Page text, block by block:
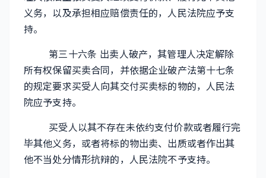
义务，以及承担相应赔偿责任的，人民法院应予支
持。
第三十六条 出卖人破产，其管理人决定解除
所有权保留买卖合同，并依据企业破产法第十七条
的规定要求买受人向其交付买卖标的物的，人民法
院应予支持。
买受人以其不存在未依约支付价款或者履行完
毕其他义务，或者将标的物出卖、出质或者作出其
他不当处分情形抗辩的，人民法院不予支持。